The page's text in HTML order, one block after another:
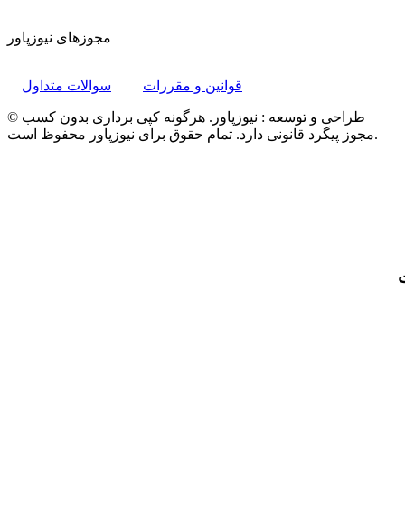
مجوزهای نیوزپاور
قوانین و مقررات | سوالات متداول
© طراحی و توسعه : نیوزپاور. هرگونه کپی برداری بدون کسب
مجوز پیگرد قانونی دارد. تمام حقوق برای نیوزپاور محفوظ است.